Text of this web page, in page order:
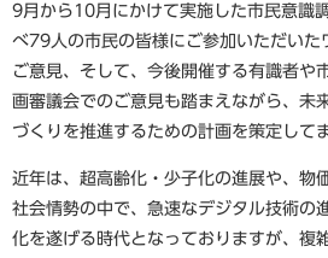
9月から10月にかけて実施した市民意識
べ79人の市民の皆様にご参加いただいた
ご意見、そして、今後開催する有識者や
画審議会でのご意見も踏まえながら、未
づくりを推進するための計画を策定して
近年は、超高齢化・少子化の進展や、物
社会情勢の中で、急速なデジタル技術の
化を遂げる時代となっておりますが、複